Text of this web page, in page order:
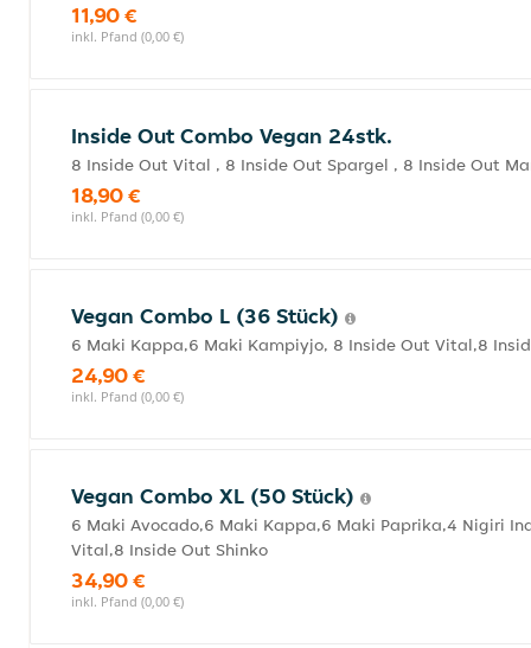
11,90 €
inkl. Pfand (0,00 €)
Inside Out Combo Vegan 24stk.
8 Inside Out Vital , 8 Inside Out Spargel , 8 Inside Out
18,90 €
inkl. Pfand (0,00 €)
Vegan Combo L (36 Stück)
6 Maki Kappa,6 Maki Kampiyjo, 8 Inside Out Vital,8
24,90 €
inkl. Pfand (0,00 €)
Vegan Combo XL (50 Stück)
6 Maki Avocado,6 Maki Kappa,6 Maki Paprika,4 Nigiri
Vital,8 Inside Out Shinko
34,90 €
inkl. Pfand (0,00 €)